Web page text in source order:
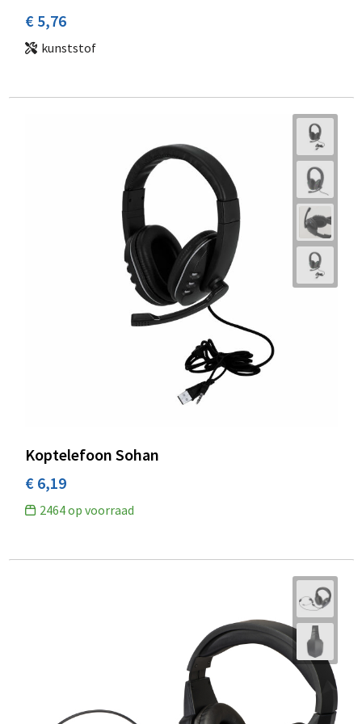
€ 5,76
kunststof
Koptelefoon Sohan
€ 6,19
2464op voorraad